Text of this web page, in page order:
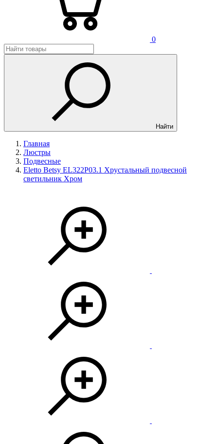
0
Найти
Главная
Люстры
Подвесные
Eletto Betsy EL322P03.1 Хрустальный подвесной
светильник Хром